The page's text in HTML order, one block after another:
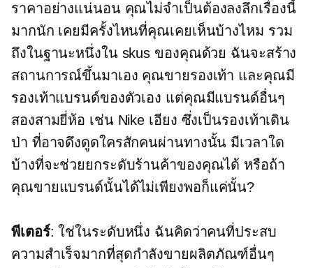
ราคาอย่างแน่นอน คุณไม่จำเป็นต้องลงลึกเรื่องนี้
มากนัก เคยมีครั้งไหนที่คุณเคยเห็นบ้างไหม รวม
ถึงในฐานะหนึ่งใน skus ของคุณด้วย ฉันจะสร้าง
สถานการณ์ขึ้นมาเอง คุณขายรองเท้า และคุณมี
รองเท้าแบรนด์ของตัวเอง แต่คุณมีแบรนด์อื่นๆ
สองสามยี่ห้อ เช่น Nike เอียง ซึ่งเป็นรองเท้าเดิน
ป่า ที่อาจดึงดูดใครสักคนผ่านทางนั้น มีเวลาใด
บ้างที่จะช่วยยกระดับร้านค้าของคุณได้ หรือถ้า
คุณขายแบรนด์นั้นได้ไม่เพียงพอก็แค่นั้น?
พีเตอร์: ใช่ในระดับหนึ่ง ฉันคิดว่าคนที่ประสบ
ความสำเร็จมากที่สุดกำลังขายผลิตภัณฑ์อื่นๆ